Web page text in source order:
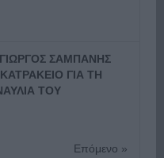
ΣΑΜΠΑΝΗΣ
ΓΙΑ ΤΗ
ΤΟΥ
Επόμενο »